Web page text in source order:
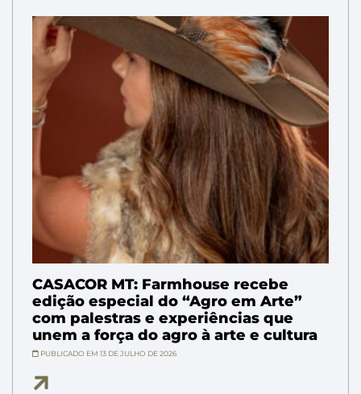
CASACOR MT: Farmhouse recebe
edição especial do “Agro em Arte”
com palestras e experiências que
unem a força do agro à arte e cultura
PUBLICADO EM 13 DE JULHO DE 2026